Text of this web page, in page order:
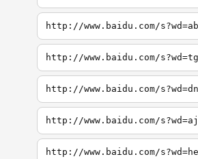
http://www.baidu.com/s?wd=ab
http://www.baidu.com/s?wd=tg
http://www.baidu.com/s?wd=dn
http://www.baidu.com/s?wd=aj
http://www.baidu.com/